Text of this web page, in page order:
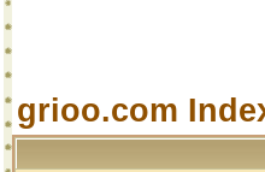
grioo.com